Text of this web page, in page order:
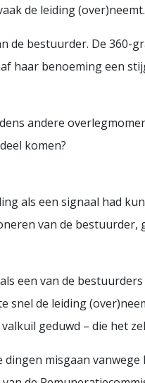
de leiding (over)neemt.
bestuurder. De 360-
haar benoeming een
andere
komen?
als een signaal had
van de bestuurder,
een van de
de leiding
geduwd – die het
misgaan